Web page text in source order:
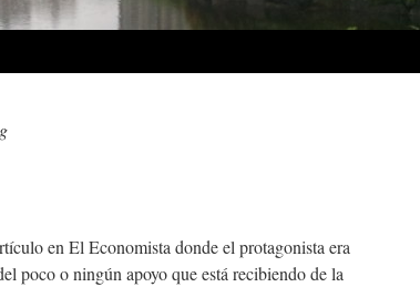
en El Economista donde el protagonista era
poco o ningún apoyo que está recibiendo de la